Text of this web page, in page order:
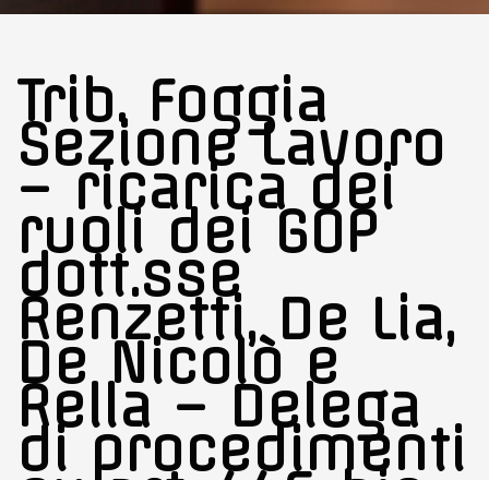
Trib. Foggia
Sezione Lavoro
– ricarica dei
ruoli dei GOP
dott.sse
Renzetti, De Lia,
De Nicolò e
Rella – Delega
di procedimenti